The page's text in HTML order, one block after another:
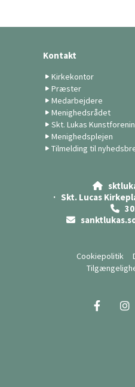
Kontakt
Kirkekontor
Præster
Medarbejdere
Menighedsrådet
Skt. Lukas
Menighedsplejen
Tilmelding til

· Skt. Lucas


Cookiepolitik